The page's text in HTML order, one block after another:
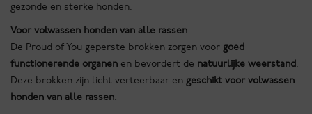
gezonde en sterke honden.
Voor volwassen honden van alle rassen
De Proud of You geperste brokken zorgen voor goed
functionerende organen en bevordert de natuurlijke weerstand.
Deze brokken zijn licht verteerbaar en geschikt voor volwassen
honden van alle rassen.